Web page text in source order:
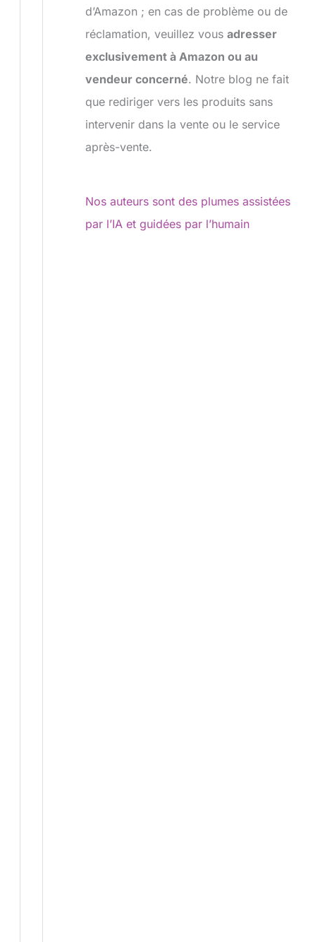
d’Amazon ; en cas de problème ou de
réclamation, veuillez vousadresser
exclusivement à Amazon ou au
vendeur concerné. Notre blog ne fait
que rediriger vers les produits sans
intervenir dans la vente ou le service
après-vente.
Nos auteurs sont des plumes assistées
par l’IA et guidées par l’humain